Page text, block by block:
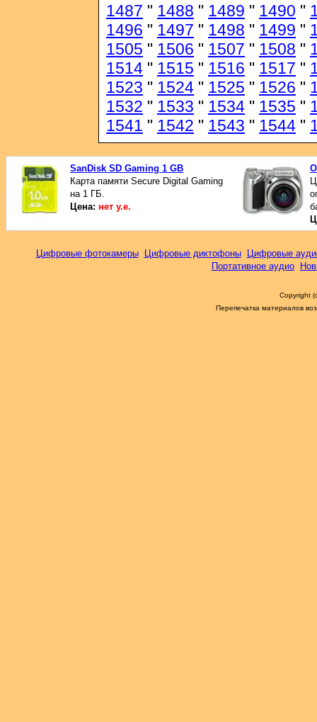
1487 " 1488 " 1489 " 1490 "
1496 " 1497 " 1498 " 1499 "
1505 " 1506 " 1507 " 1508 "
1514 " 1515 " 1516 " 1517 "
1523 " 1524 " 1525 " 1526 "
1532 " 1533 " 1534 " 1535 "
1541 " 1542 " 1543 " 1544 "
SanDisk SD Gaming 1 GB
Карта памяти Secure Digital Gaming
на 1 ГБ.
Цена: нет у.е.
Цифровые фотокамеры Цифровые диктофоны
Цифровые
Портативное аудио
Copyright
Перепечатка материалов